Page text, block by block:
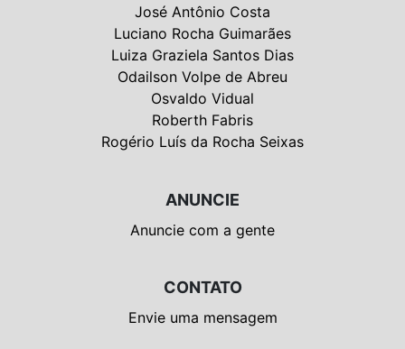
José Antônio Costa
Luciano Rocha Guimarães
Luiza Graziela Santos Dias
Odailson Volpe de Abreu
Osvaldo Vidual
Roberth Fabris
Rogério Luís da Rocha Seixas
ANUNCIE
Anuncie com a gente
CONTATO
Envie uma mensagem